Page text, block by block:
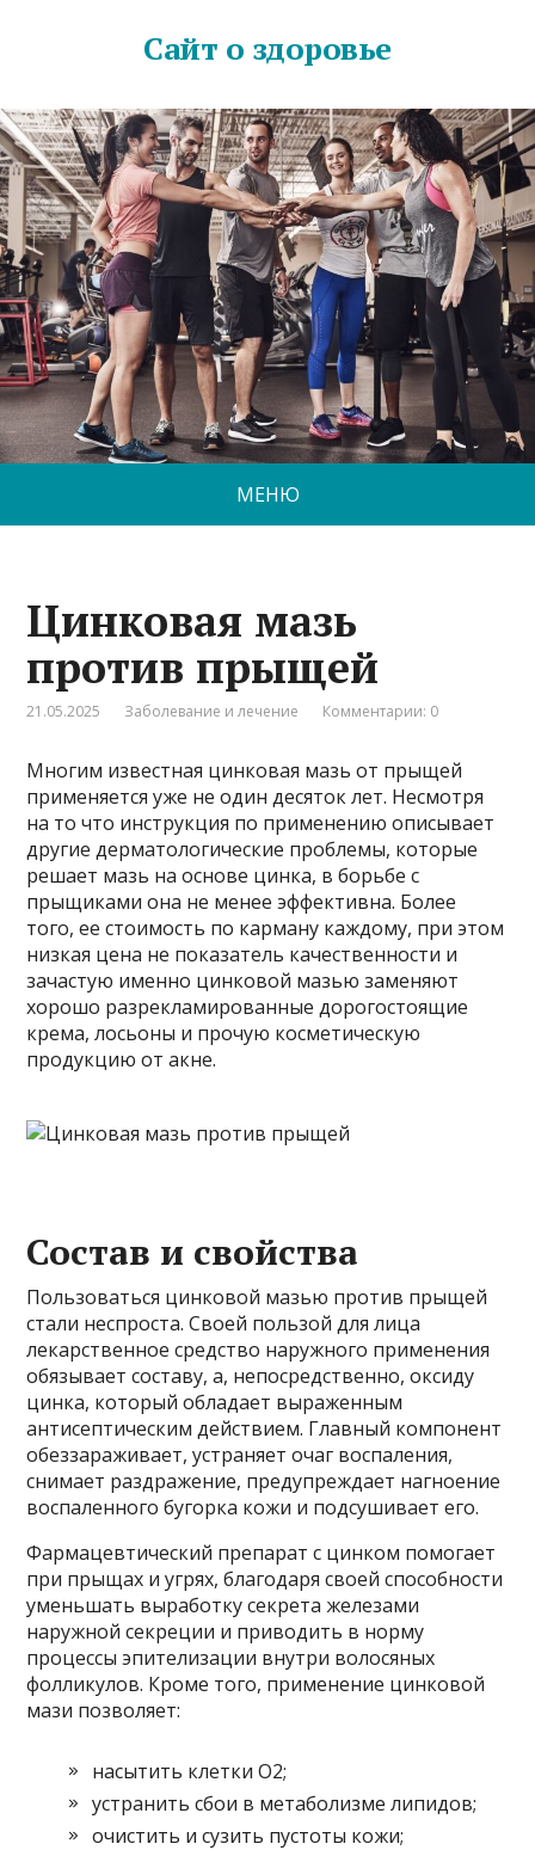
Сайт о здоровье
МЕНЮ
Цинковая мазь
против прыщей
21.05.2025 Заболевание и лечение Комментарии: 0
Многим известная цинковая мазь от прыщей
применяется уже не один десяток лет. Несмотря
на то что инструкция по применению описывает
другие дерматологические проблемы, которые
решает мазь на основе цинка, в борьбе с
прыщиками она не менее эффективна. Более
того, ее стоимость по карману каждому, при этом
низкая цена не показатель качественности и
зачастую именно цинковой мазью заменяют
хорошо разрекламированные дорогостоящие
крема, лосьоны и прочую косметическую
продукцию от акне.
Состав и свойства
Пользоваться цинковой мазью против прыщей
стали неспроста. Своей пользой для лица
лекарственное средство наружного применения
обязывает составу, а, непосредственно, оксиду
цинка, который обладает выраженным
антисептическим действием. Главный компонент
обеззараживает, устраняет очаг воспаления,
снимает раздражение, предупреждает нагноение
воспаленного бугорка кожи и подсушивает его.
Фармацевтический препарат с цинком помогает
при прыщах и угрях, благодаря своей способности
уменьшать выработку секрета железами
наружной секреции и приводить в норму
процессы эпителизации внутри волосяных
фолликулов. Кроме того, применение цинковой
мази позволяет:
насытить клетки О2;
устранить сбои в метаболизме липидов;
очистить и сузить пустоты кожи;